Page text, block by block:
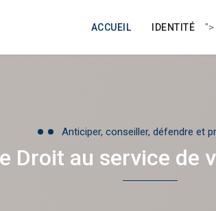
ACCUEIL IDENTITÉ ">
Anticiper, conseiller, défendre et
Droit au service de